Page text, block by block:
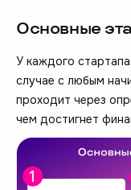
Основные
У каждого
случае с любым
проходит через
чем достигнет